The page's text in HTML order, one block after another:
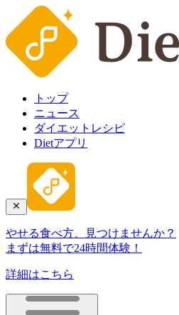
トップ
ニュース
ダイエットレシピ
Dietアプリ
やせる食べ方、見つけませんか？
まずは無料で24時間体験！
詳細はこちら